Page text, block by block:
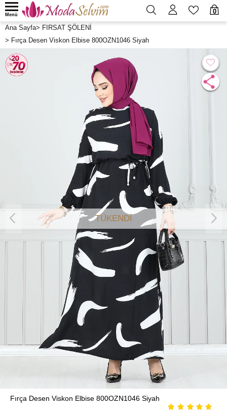
0
Menü
Ana Sayfa> FIRSAT ŞÖLENİ
> Fırça Desen Viskon Elbise 800OZN1046 Siyah
TÜKENDİ
Fırça Desen Viskon Elbise 800OZN1046 Siyah